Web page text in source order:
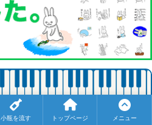
小瓶を流す トップページ メニュー